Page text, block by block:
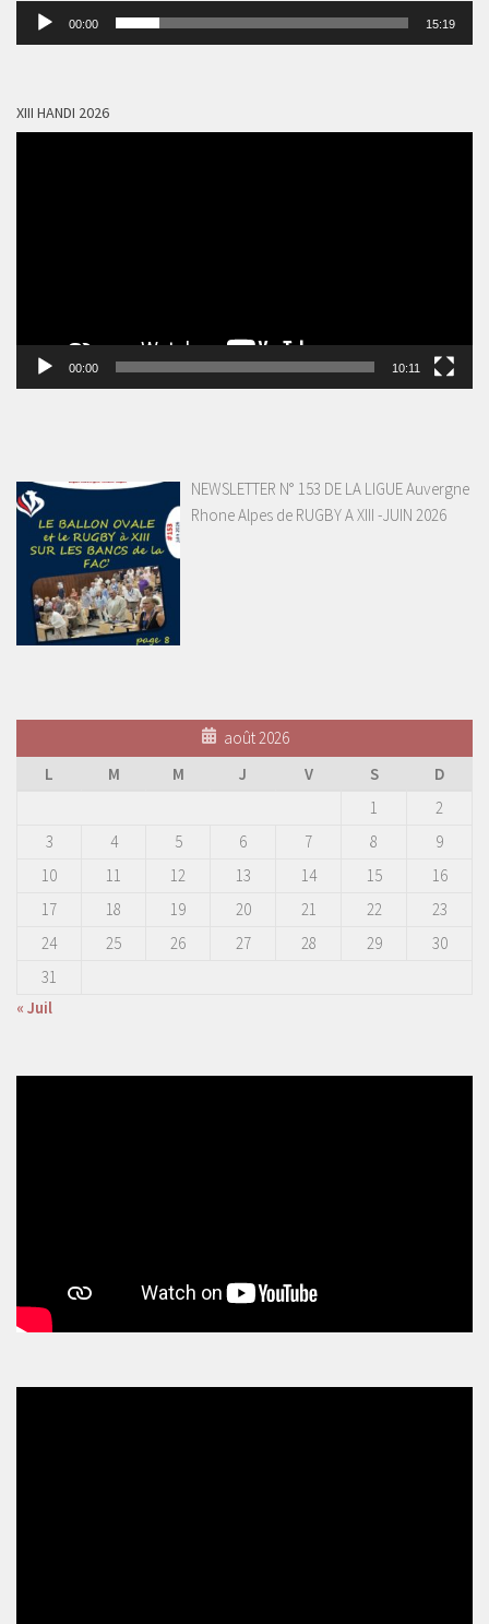
Lecteur
00:00 15:19
XIII HANDI 2026
00:00 10:11
NEWSLETTER N° 153 DE LA LIGUE Auvergne
Rhone Alpes de RUGBY A XIII -JUIN 2026
août 2026
L
M M J V S
D
1
2
3
4 5 6 7 8
9
10
11 12 13 14 15
16
17
18 19 20 21 22
23
24
25 26 27 28 29
30
31
« Juil